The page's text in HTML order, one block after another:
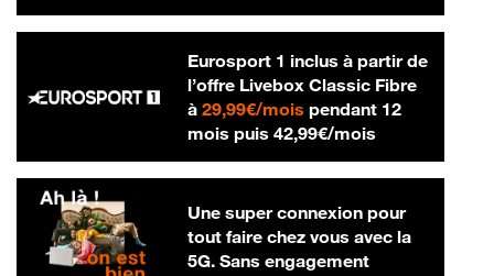
Eurosport 1 inclus à partir de
l’offre Livebox Classic Fibre
à 29,99€/mois29,99 € par mois
pendant 12
mois puis 42,99€/mois42,99 € par
Une super connexion pour
tout faire chez vous avec la
5G. Sans engagement